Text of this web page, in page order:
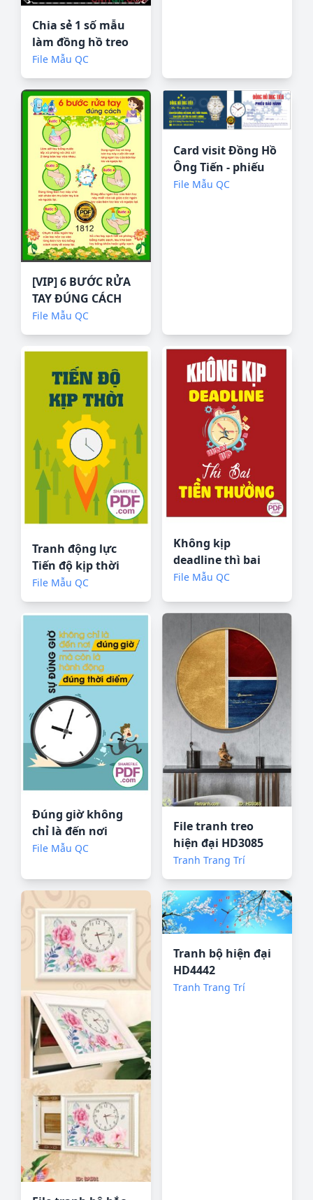
Chia sẻ 1 số mẫu
làm đồng hồ treo
tường
File Mẫu QC
[VIP] 6 BƯỚC RỬA
TAY ĐÚNG CÁCH
TRƯỜNG MẦM
NON file PDF &
CDR
File Mẫu QC
Card visit Đồng Hồ
Ông Tiến - phiếu
bảo hành
File Mẫu QC
Tranh động lực
Tiến độ kịp thời
file vector PDF
File Mẫu QC
Không kịp
deadline thì bai
tiền thưởng file
File Mẫu QC
Đúng giờ không
chỉ là đến nơi
đúng giờ file
File Mẫu QC
File tranh treo
hiện đại HD3085
Tranh Trang Trí
Tranh bộ hiện đại
HD4442
Tranh Trang Trí